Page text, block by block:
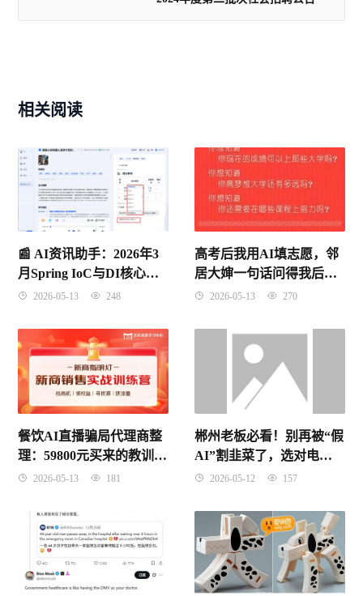
相关阅读
📰 AI资讯助手：2026年3
月Spring IoC与DI核心概
念深度解析
2026-05-13 248
高考后我用AI填志愿，邻
居大婶一句话问得我后背
发凉2026-05-13 270
餐饮AI直播骗局代理商整
理：59800元买来的教训，
别让你的血汗钱打了水漂
2026-05-13 181
郴州老板必看！别再被“假
AI”割韭菜了，选对电销
系统才是真省钱
2026-05-12 157